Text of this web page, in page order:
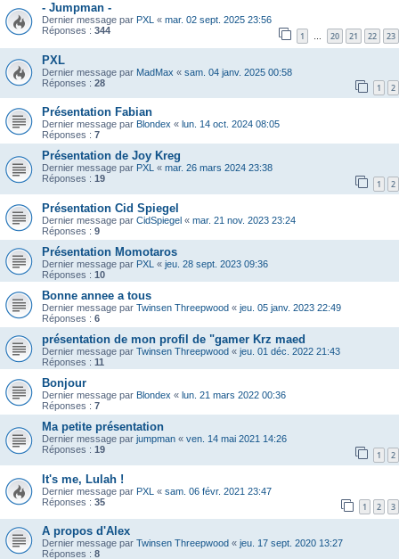
- Jumpman -
Dernier message par PXL « mar. 02 sept. 2025 23:56
Réponses : 344 1 … 20 21 22 23
PXL
Dernier message par MadMax « sam. 04 janv. 2025 00:58
Réponses : 28 1 2
Présentation Fabian
Dernier message par Blondex « lun. 14 oct. 2024 08:05
Réponses : 7
Présentation de Joy Kreg
Dernier message par PXL « mar. 26 mars 2024 23:38
Réponses : 19 1 2
Présentation Cid Spiegel
Dernier message par CidSpiegel « mar. 21 nov. 2023 23:24
Réponses : 9
Présentation Momotaros
Dernier message par PXL « jeu. 28 sept. 2023 09:36
Réponses : 10
Bonne annee a tous
Dernier message par Twinsen Threepwood « jeu. 05 janv. 2023 22:49
Réponses : 6
présentation de mon profil de "gamer Krz maed
Dernier message par Twinsen Threepwood « jeu. 01 déc. 2022 21:43
Réponses : 11
Bonjour
Dernier message par Blondex « lun. 21 mars 2022 00:36
Réponses : 7
Ma petite présentation
Dernier message par jumpman « ven. 14 mai 2021 14:26
Réponses : 19 1 2
It's me, Lulah !
Dernier message par PXL « sam. 06 févr. 2021 23:47
Réponses : 35 1 2 3
A propos d'Alex
Dernier message par Twinsen Threepwood « jeu. 17 sept. 2020 13:27
Réponses : 8